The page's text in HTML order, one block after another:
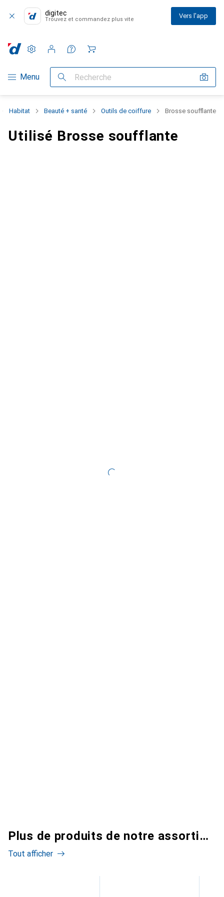
digitec
Trouvez et commandez plus vite Vers l'app
Navigation par catégorie
Menu Recherche
Paramètres
Compte client
Listes de comparaison
Listes d'envies
Panier
Habitat Beauté + santé Outils de coiffure Brosse soufflante
Utilisé Brosse soufflante
Plus de produits de notre assortiment
Tout afficher